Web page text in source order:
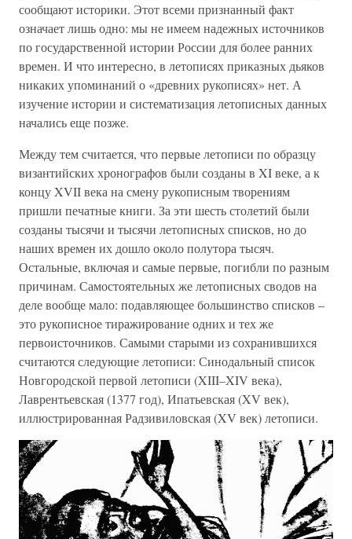
сообщают историки. Этот всеми признанный факт
означает лишь одно: мы не имеем надежных источников
по государственной истории России для более ранних
времен. И что интересно, в летописях приказных дьяков
никаких упоминаний о «древних рукописях» нет. А
изучение истории и систематизация летописных данных
начались еще позже.
Между тем считается, что первые летописи по образцу
византийских хронографов были созданы в XI веке, а к
концу XVII века на смену рукописным творениям
пришли печатные книги. За эти шесть столетий были
созданы тысячи и тысячи летописных списков, но до
наших времен их дошло около полутора тысяч.
Остальные, включая и самые первые, погибли по разным
причинам. Самостоятельных же летописных сводов на
деле вообще мало: подавляющее большинство списков –
это рукописное тиражирование одних и тех же
первоисточников. Самыми старыми из сохранившихся
считаются следующие летописи: Синодальный список
Новгородской первой летописи (XIII–XIV века),
Лаврентьевская (1377 год), Ипатьевская (XV век),
иллюстрированная Радзивиловская (XV век) летописи.